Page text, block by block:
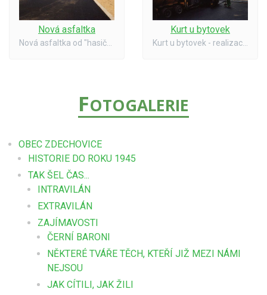
Nová asfaltka
Nová asfaltka od "hasičárny" k Řečanské ulici 06/02
Kurt u bytovek
Kurt u bytovek - realizace 06/02
FOTOGALERIE
OBEC ZDECHOVICE
HISTORIE DO ROKU 1945
TAK ŠEL ČAS...
INTRAVILÁN
EXTRAVILÁN
ZAJÍMAVOSTI
ČERNÍ BARONI
NĚKTERÉ TVÁŘE TĚCH, KTEŘÍ JIŽ MEZI NÁMI
NEJSOU
JAK CÍTILI, JAK ŽILI